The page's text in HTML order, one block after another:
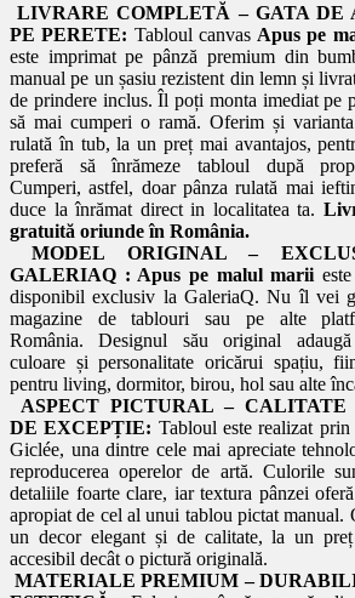
LIVRARE COMPLETĂ – GATA DE
PE PERETE: Tabloul canvas Apus pe
este imprimat pe pânză premium din
manual pe un șasiu rezistent din lemn și
de prindere inclus. Îl poți monta imediat pe
să mai cumperi o ramă. Oferim și
rulată în tub, la un preț mai avantajos,
preferă să înrămeze tabloul după
Cumperi, astfel, doar pânza rulată mai
duce la înrămat direct in localitatea ta.
gratuită oriunde în România.
MODEL ORIGINAL –
GALERIAQ : Apus pe malul marii
disponibil exclusiv la GaleriaQ. Nu îl vei
magazine de tablouri sau pe alte
România. Designul său original adaugă
culoare și personalitate oricărui spațiu,
pentru living, dormitor, birou, hol sau alte
ASPECT PICTURAL – CALITATE
DE EXCEPȚIE: Tabloul este realizat
Giclée, una dintre cele mai apreciate
reproducerea operelor de artă. Culorile
detaliile foarte clare, iar textura pânzei
apropiat de cel al unui tablou pictat manual.
un decor elegant și de calitate, la un
accesibil decât o pictură originală.
MATERIALE PREMIUM –